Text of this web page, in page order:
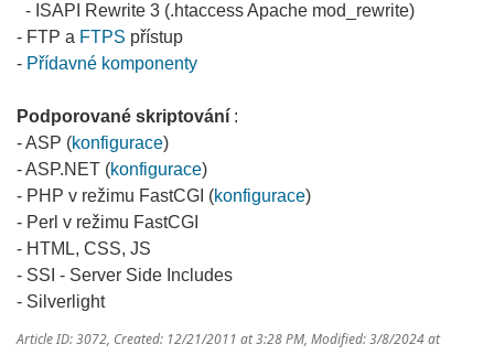
- ISAPI Rewrite 3 (.htaccess Apache mod_rewrite)
- FTP a FTPS přístup
- Přídavné komponenty
Podporované skriptování :
- ASP (konfigurace)
- ASP.NET (konfigurace)
- PHP v režimu FastCGI (konfigurace)
- Perl v režimu FastCGI
- HTML, CSS, JS
- SSI - Server Side Includes
- Silverlight
Article ID: 3072, Created: 12/21/2011 at 3:28 PM, Modified: 3/8/2024 at